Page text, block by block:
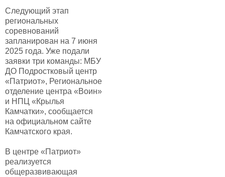
Следующий этап
региональных
соревнований
запланирован на 7 июня
2025 года. Уже подали
заявки три команды: МБУ
ДО Подростковый центр
«Патриот», Региональное
отделение центра «Воин»
и НПЦ «Крылья
Камчатки», сообщается
на официальном сайте
Камчатского края.
В центре «Патриот»
реализуется
общеразвивающая